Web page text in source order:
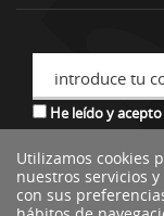
introduce tu
He leído y
*descuento no
Utilizamos cookies
nuestros servicios
con sus